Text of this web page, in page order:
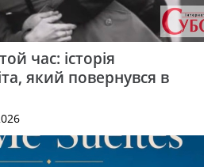
час: історія
який повернувся в